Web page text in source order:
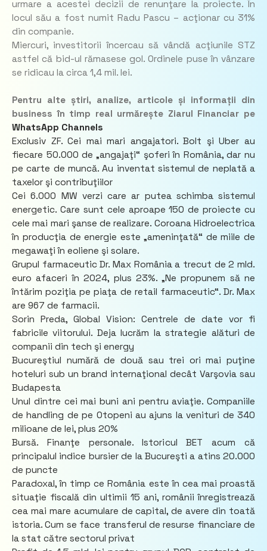
urmare a acestei decizii de renunţare la proiecte. În
locul său a fost numit Radu Pascu – acţionar cu 31%
din companie.
Miercuri, investitorii în­cercau să vândă acţiunile STZ
astfel că bid-ul rămasese gol. Ordinele puse în vânzare
se ridicau la circa 1,4 mil. lei.
Pentru alte știri, analize, articole și informații din
business în timp real urmărește Ziarul Financiar pe
WhatsApp Channels
Exclusiv ZF. Cei mai mari angajatori. Bolt şi Uber au
fiecare 50.000 de „angajaţi“ şoferi în România, dar nu
pe carte de muncă. Au inventat sistemul de neplată a
taxelor şi contribuţiilor
Cei 6.000 MW verzi care ar putea schimba sistemul
energetic. Care sunt cele aproape 150 de proiecte cu
cele mai mari şanse de realizare. Coroana Hidroelectrica
în producţia de energie este „ameninţată“ de miile de
megawaţi în eoliene şi solare.
Grupul farmaceutic Dr. Max România a trecut de 2 mld.
euro afaceri în 2024, plus 23%. „Ne propunem să ne
întărim poziţia pe piaţa de retail farmaceutic“. Dr. Max
are 967 de farmacii.
Sorin Preda, Global Vision: Centrele de date vor fi
fabricile viitorului. Deja lucrăm la strategie alături de
companii din tech şi energy
Bucureştiul numără de două sau trei ori mai puţine
hoteluri sub un brand internaţional decât Varşovia sau
Budapesta
Unul dintre cei mai buni ani pentru aviaţie. Companiile
de handling de pe Otopeni au ajuns la venituri de 340
milioane de lei, plus 20%
Bursă. Finanţe personale. Istoricul BET acum că
principalul indice bursier de la Bucureşti a atins 20.000
de puncte
Paradoxal, în timp ce România este în cea mai proastă
situaţie fiscală din ultimii 15 ani, românii înregistrează
cea mai mare acumulare de capital, de avere din toată
istoria. Cum se face transferul de resurse financiare de
la stat către sectorul privat